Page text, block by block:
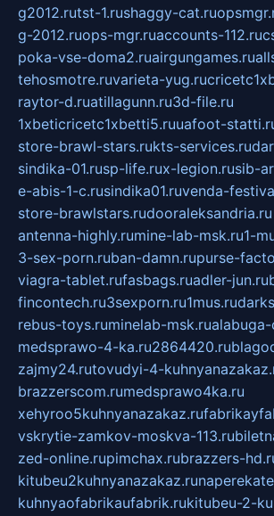
g2012.rutst-1.rushaggy-cat.ru
g-2012.ruops-mgr.ruaccounts-112.ru
poka-vse-doma2.ruairgungames.ru
tehosmotre.ruvarieta-yug.ru
raytor-d.ruatillagunn.ru3d-file.ru
1xbeticricetc1xbetti5.ruuafoot-
store-brawl-stars.rukts-services.ru
sindika-01.rusp-life.rux-legion.rusib-
e-abis-1-c.rusindika01.ruvenda-
store-brawlstars.rudooraleksandria.ru
antenna-highly.rumine-lab-msk.ru1-
3-sex-porn.ruban-damn.rupurse-
viagra-tablet.rufasbags.ruadler-jun.ru
fincontech.ru3sexporn.ru1mus.ru
rebus-toys.ruminelab-msk.ru
medsprawo-4-ka.ru2864420.ru
zajmy24.rutovudyi-4-
brazzerscom.rumedsprawo4ka.ru
xehyroo5kuhnyanazakaz.ru
vskrytie-zamkov-moskva-113.ru
zed-online.rupimchax.rubrazzers-
kitubeu2kuhnyanazakaz.ru
kuhnyaofabrikaufabrik.rukitubeu-2-